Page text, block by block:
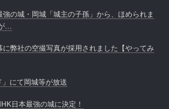
の城・岡城「城主の子孫」から、ほめられま
…
に弊社の空撮写真が採用されました【やってみ
にて岡城等が放送
日本最強の城に決定！